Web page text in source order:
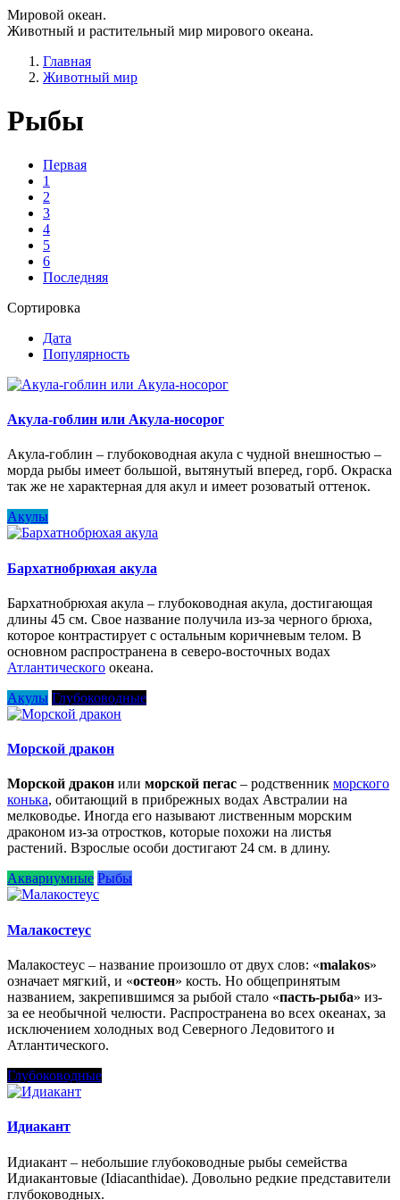
Мировой океан.
Животный и растительный мир мирового океана.
Главная
Животный мир
Рыбы
Первая
1
2
3
4
5
6
Последняя
Сортировка
Дата
Популярность
Акула-гоблин или Акула-носорог
Акула-гоблин – глубоководная акула с чудной внешностью –
морда рыбы имеет большой, вытянутый вперед, горб. Окраска
так же не характерная для акул и имеет розоватый оттенок.
Акулы
Бархатнобрюхая акула
Бархатнобрюхая акула – глубоководная акула, достигающая
длины 45 см. Свое название получила из-за черного брюха,
которое контрастирует с остальным коричневым телом. В
основном распространена в северо-восточных водах
Атлантического океана.
Акулы Глубоководные
Морской дракон
Морской дракон или морской пегас – родственник морского
конька, обитающий в прибрежных водах Австралии на
мелководье. Иногда его называют лиственным морским
драконом из-за отростков, которые похожи на листья
растений. Взрослые особи достигают 24 см. в длину.
Аквариумные Рыбы
Малакостеус
Малакостеус – название произошло от двух слов: «malakos»
означает мягкий, и «остеон» кость. Но общепринятым
названием, закрепившимся за рыбой стало «пасть-рыба» из-
за ее необычной челюсти. Распространена во всех океанах, за
исключением холодных вод Северного Ледовитого и
Атлантического.
Глубоководные
Идиакант
Идиакант – небольшие глубоководные рыбы семейства
Идиакантовые (Idiacanthidae). Довольно редкие представители
глубоководных.